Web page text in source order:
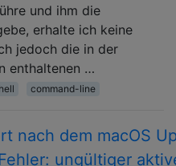
und ihm die
erhalte ich keine
jedoch die in der
enthaltenen …
command-line
nach dem macOS
ungültiger